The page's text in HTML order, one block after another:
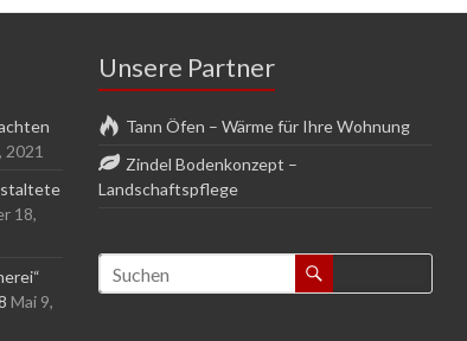
2021
18,
Mai 9,
Unsere Partner
Tann Öfen – Wärme für Ihre Wohnung
Zindel Bodenkonzept –
Landschaftspflege